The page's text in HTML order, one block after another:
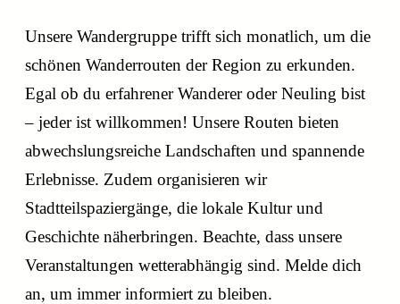
Unsere Wandergruppe trifft sich monatlich, um die
schönen Wanderrouten der Region zu erkunden.
Egal ob du erfahrener Wanderer oder Neuling bist
– jeder ist willkommen! Unsere Routen bieten
abwechslungsreiche Landschaften und spannende
Erlebnisse. Zudem organisieren wir
Stadtteilspaziergänge, die lokale Kultur und
Geschichte näherbringen. Beachte, dass unsere
Veranstaltungen wetterabhängig sind. Melde dich
an, um immer informiert zu bleiben.